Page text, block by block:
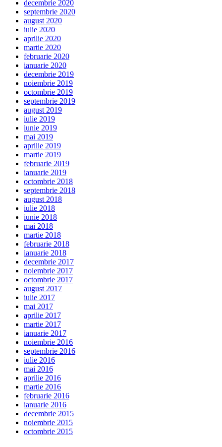
decembrie 2020
septembrie 2020
august 2020
iulie 2020
aprilie 2020
martie 2020
februarie 2020
ianuarie 2020
decembrie 2019
noiembrie 2019
octombrie 2019
septembrie 2019
august 2019
iulie 2019
iunie 2019
mai 2019
aprilie 2019
martie 2019
februarie 2019
ianuarie 2019
octombrie 2018
septembrie 2018
august 2018
iulie 2018
iunie 2018
mai 2018
martie 2018
februarie 2018
ianuarie 2018
decembrie 2017
noiembrie 2017
octombrie 2017
august 2017
iulie 2017
mai 2017
aprilie 2017
martie 2017
ianuarie 2017
noiembrie 2016
septembrie 2016
iulie 2016
mai 2016
aprilie 2016
martie 2016
februarie 2016
ianuarie 2016
decembrie 2015
noiembrie 2015
octombrie 2015